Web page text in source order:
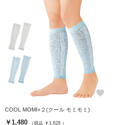
favorite
COOL MOMI×２(クール モミモミ)
￥1,480 （税込 ￥1,628 ）